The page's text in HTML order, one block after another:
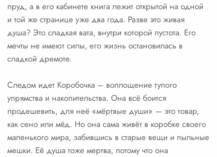
пруд, а в его кабинете книга лежит открытой на одной
и той же странице уже два года. Разве это живая
душа? Это сладкая вата, внутри которой пустота. Его
мечты не имеют силы, его жизнь остановилась в
сладкой дремоте.
Следом идет Коробочка – воплощение тупого
упрямства и накопительства. Она всё боится
продешевить, для неё «мёртвые души» — это товар,
как сено или мёд. Но она сама живёт в коробке своего
маленького мира, забившись в старые вещи и пыльные
мешки. Её душа тоже мертва, потому что она